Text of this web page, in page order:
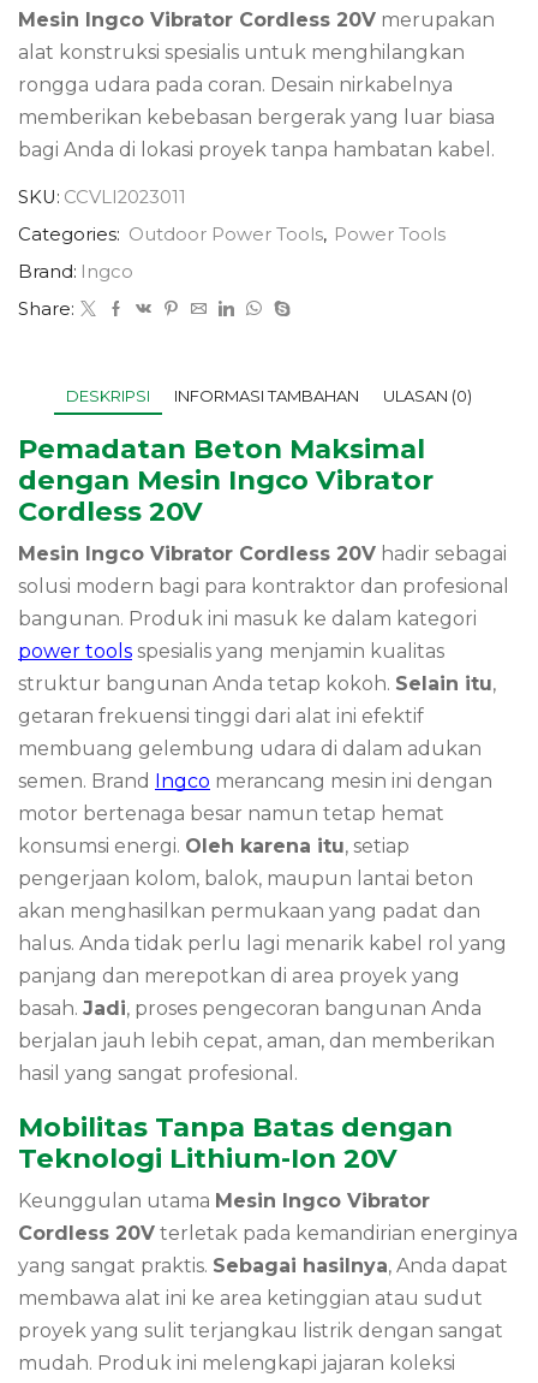
Mesin Ingco Vibrator Cordless 20V merupakan
alat konstruksi spesialis untuk menghilangkan
rongga udara pada coran. Desain nirkabelnya
memberikan kebebasan bergerak yang luar biasa
bagi Anda di lokasi proyek tanpa hambatan kabel.
SKU: CCVLI2023011
Categories: Outdoor Power Tools, Power Tools
Brand: Ingco
Share:
DESKRIPSI INFORMASI TAMBAHAN ULASAN (0)
Pemadatan Beton Maksimal
dengan Mesin Ingco Vibrator
Cordless 20V
Mesin Ingco Vibrator Cordless 20V hadir sebagai
solusi modern bagi para kontraktor dan profesional
bangunan. Produk ini masuk ke dalam kategori
power tools spesialis yang menjamin kualitas
struktur bangunan Anda tetap kokoh. Selain itu,
getaran frekuensi tinggi dari alat ini efektif
membuang gelembung udara di dalam adukan
semen. Brand Ingco merancang mesin ini dengan
motor bertenaga besar namun tetap hemat
konsumsi energi. Oleh karena itu, setiap
pengerjaan kolom, balok, maupun lantai beton
akan menghasilkan permukaan yang padat dan
halus. Anda tidak perlu lagi menarik kabel rol yang
panjang dan merepotkan di area proyek yang
basah. Jadi, proses pengecoran bangunan Anda
berjalan jauh lebih cepat, aman, dan memberikan
hasil yang sangat profesional.
Mobilitas Tanpa Batas dengan
Teknologi Lithium-Ion 20V
Keunggulan utama Mesin Ingco Vibrator
Cordless 20V terletak pada kemandirian energinya
yang sangat praktis. Sebagai hasilnya, Anda dapat
membawa alat ini ke area ketinggian atau sudut
proyek yang sulit terjangkau listrik dengan sangat
mudah. Produk ini melengkapi jajaran koleksi